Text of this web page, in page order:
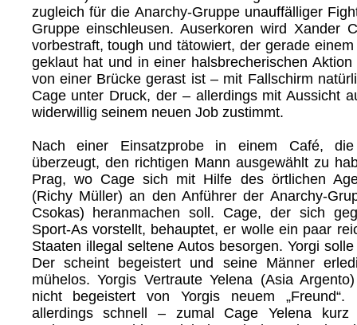
zugleich für die Anarchy-Gruppe unauffälliger
Gruppe einschleusen. Auserkoren wird Xander
vorbestraft, tough und tätowiert, der gerade
geklaut hat und in einer halsbrecherischen
von einer Brücke gerast ist – mit Fallschirm
Cage unter Druck, der – allerdings mit Aussicht
widerwillig seinem neuen Job zustimmt.
Nach einer Einsatzprobe in einem Café,
überzeugt, den richtigen Mann ausgewählt zu
Prag, wo Cage sich mit Hilfe des örtlichen
(Richy Müller) an den Anführer der Anarchy-
Csokas) heranmachen soll. Cage, der sich
Sport-As vorstellt, behauptet, er wolle ein paar
Staaten illegal seltene Autos besorgen. Yorgi
Der scheint begeistert und seine Männer
mühelos. Yorgis Vertraute Yelena (Asia
nicht begeistert von Yorgis neuem
allerdings schnell – zumal Cage Yelena kurz